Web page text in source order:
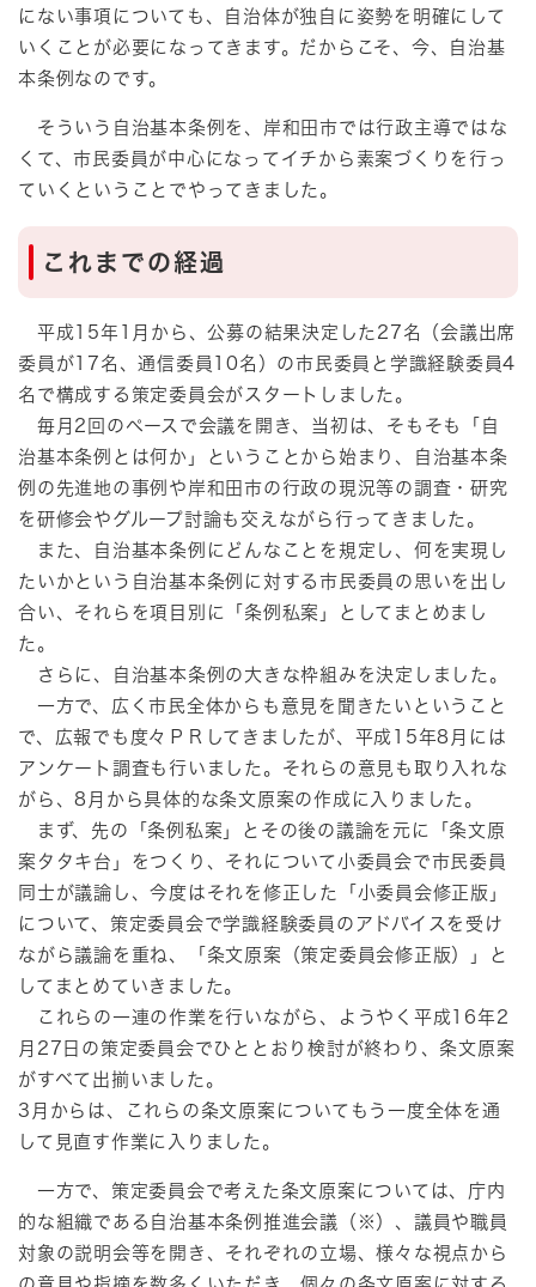
にない事項についても、自治体が独自に姿勢を明確にして
いくことが必要になってきます。だからこそ、今、自治基
本条例なのです。
そういう自治基本条例を、岸和田市では行政主導ではな
くて、市民委員が中心になってイチから素案づくりを行っ
ていくということでやってきました。
これまでの経過
平成15年1月から、公募の結果決定した27名（会議出席
委員が17名、通信委員10名）の市民委員と学識経験委員4
名で構成する策定委員会がスタートしました。
毎月2回のペースで会議を開き、当初は、そもそも「自
治基本条例とは何か」ということから始まり、自治基本条
例の先進地の事例や岸和田市の行政の現況等の調査・研究
を研修会やグループ討論も交えながら行ってきました。
また、自治基本条例にどんなことを規定し、何を実現し
たいかという自治基本条例に対する市民委員の思いを出し
合い、それらを項目別に「条例私案」としてまとめまし
た。
さらに、自治基本条例の大きな枠組みを決定しました。
一方で、広く市民全体からも意見を聞きたいということ
で、広報でも度々ＰＲしてきましたが、平成15年8月には
アンケート調査も行いました。それらの意見も取り入れな
がら、8月から具体的な条文原案の作成に入りました。
まず、先の「条例私案」とその後の議論を元に「条文原
案タタキ台」をつくり、それについて小委員会で市民委員
同士が議論し、今度はそれを修正した「小委員会修正版」
について、策定委員会で学識経験委員のアドバイスを受け
ながら議論を重ね、「条文原案（策定委員会修正版）」と
してまとめていきました。
これらの一連の作業を行いながら、ようやく平成16年2
月27日の策定委員会でひととおり検討が終わり、条文原案
がすべて出揃いました。
3月からは、これらの条文原案についてもう一度全体を通
して見直す作業に入りました。
一方で、策定委員会で考えた条文原案については、庁内
的な組織である自治基本条例推進会議（※）、議員や職員
対象の説明会等を開き、それぞれの立場、様々な視点から